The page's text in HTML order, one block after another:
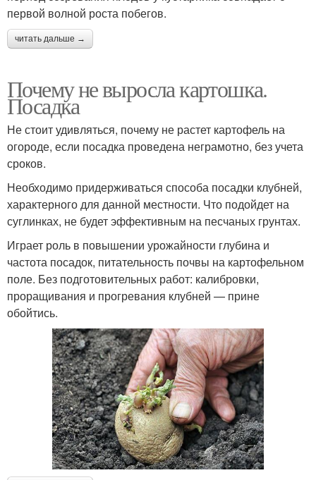
первой волной роста побегов.
читать дальше →
Почему не выросла картошка.
Посадка
Не стоит удивляться, почему не растет картофель на
огороде, если посадка проведена неграмотно, без учета
сроков.
Необходимо придерживаться способа посадки клубней,
характерного для данной местности. Что подойдет на
суглинках, не будет эффективным на песчаных грунтах.
Играет роль в повышении урожайности глубина и
частота посадок, питательность почвы на картофельном
поле. Без подготовительных работ: калибровки,
проращивания и прогревания клубней — прине
обойтись.